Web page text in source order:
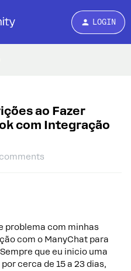
LOGIN
ao Fazer
com Integração
problema com minhas
com o ManyChat para
que eu inicio uma
cerca de 15 a 23 dias,